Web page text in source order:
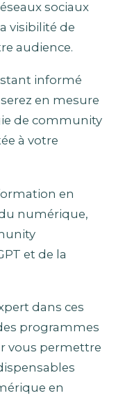
sociaux
visibilité de
audience.
informé
en mesure
de community
à votre
en
numérique,
et de la
dans ces
programmes
vous permettre
en